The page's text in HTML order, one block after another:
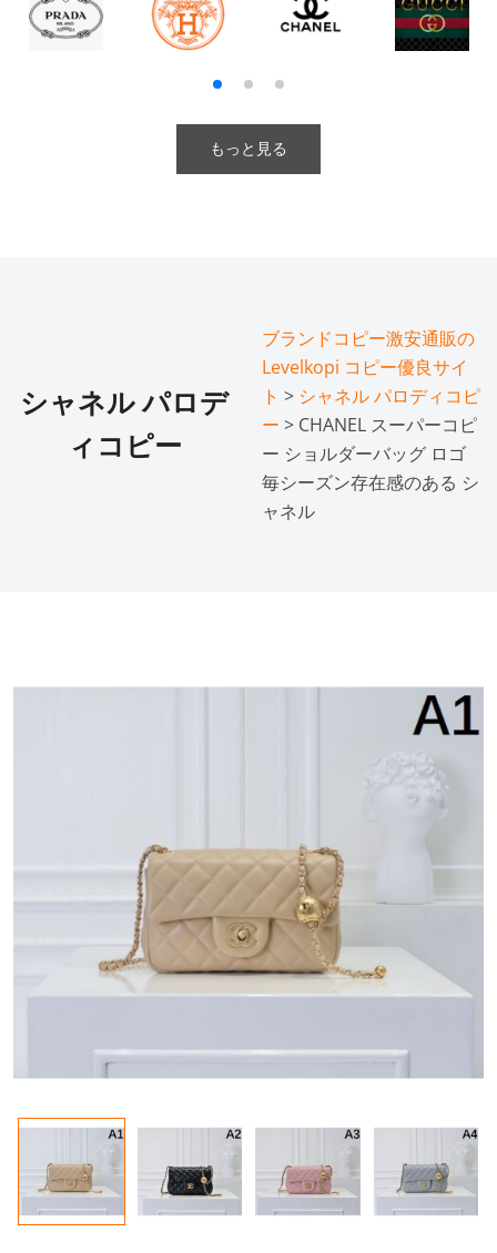
もっと見る
シャネル パロデ
ィコピー
ブランドコピー激安通販の
Levelkopi コピー優良サイ
ト > シャネル パロディコピ
ー > CHANEL スーパーコピ
ー ショルダーバッグ ロゴ
毎シーズン存在感のある シ
ャネル